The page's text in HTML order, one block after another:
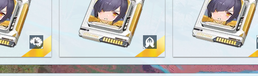
Saki Fuwa: Anxiety Reliever Saki Fuwa: In